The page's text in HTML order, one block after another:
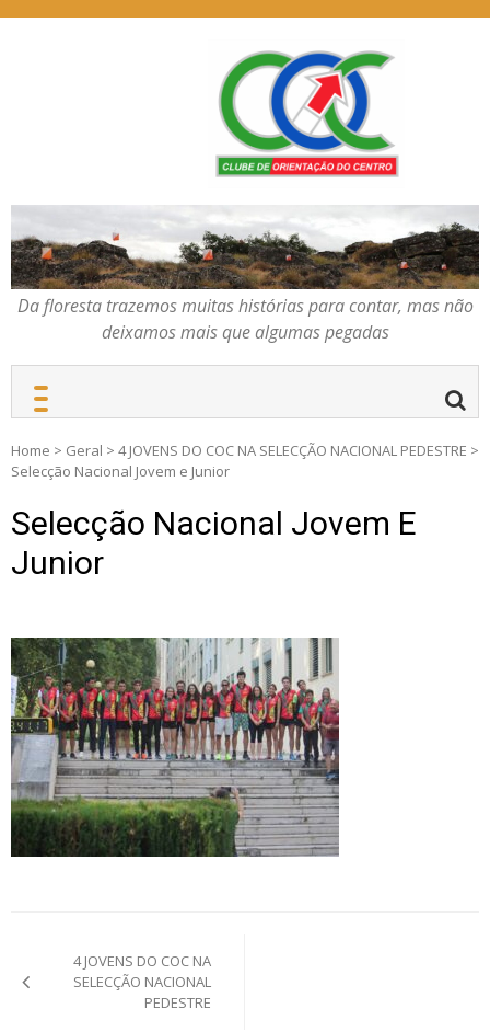
COC – CLUBE DE
ORIENTAÇÃO DO
CENTRO
Da floresta trazemos
muitas histórias para
contar, mas não deixamos
mais que algumas
pegadas
Da floresta trazemos muitas histórias para contar, mas não
deixamos mais que algumas pegadas
Home > Geral > 4 JOVENS DO COC NA SELECÇÃO NACIONAL PEDESTRE >
Selecção Nacional Jovem e Junior
Selecção Nacional Jovem E
Junior
navigation
4 JOVENS DO COC NA
SELECÇÃO NACIONAL
PEDESTRE